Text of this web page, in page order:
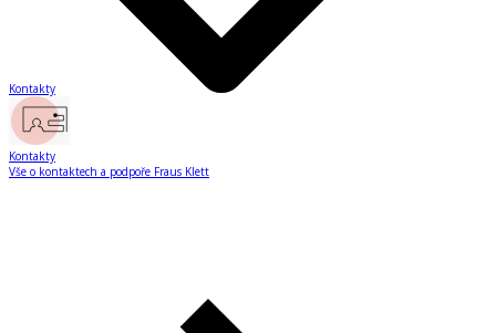
Kontakty
Kontakty
Vše o kontaktech a podpoře Fraus Klett